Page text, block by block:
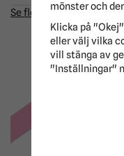
Se fler recensioner...
-15%
mönster och
Klicka på
eller välj vilka
vill stänga av
"Inställningar"